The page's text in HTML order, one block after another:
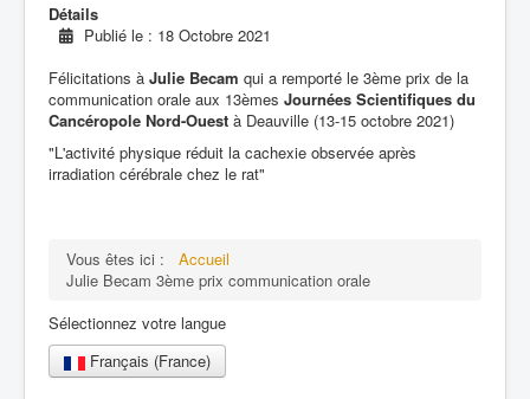
Détails
Publié le : 18 Octobre 2021
Félicitations à Julie Becam qui a remporté le 3ème prix de la
communication orale aux 13èmes Journées Scientifiques du
Cancéropole Nord-Ouest à Deauville (13-15 octobre 2021)
"L'activité physique réduit la cachexie observée après
irradiation cérébrale chez le rat"
Vous êtes ici :
Accueil
Julie Becam 3ème prix communication orale
Sélectionnez votre langue
Français (France)